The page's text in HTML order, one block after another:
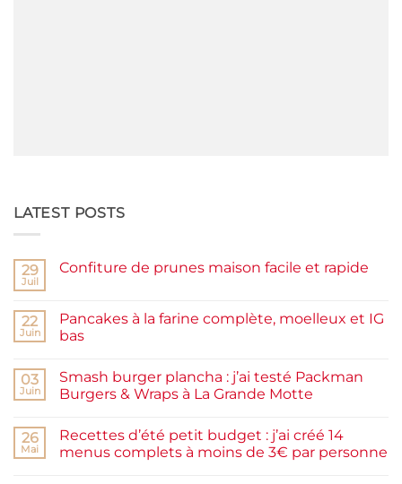
LATEST POSTS
29
Juil
Confiture de prunes maison facile et rapide
Confiture
de
prunes
et
rapide
22
Juin
Pancakes à la farine complète, moelleux et IG
bas
sur
Pancakes
à
complète,
moelleux
et
03
Juin
Smash burger plancha : j’ai testé Packman
Burgers & Wraps à La Grande Motte
sur
Smash
burger
26
Mai
Recettes d’été petit budget : j’ai créé 14
menus complets à moins de 3€ par personne